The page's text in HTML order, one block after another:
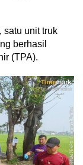
satu unit truk
berhasil
(TPA).